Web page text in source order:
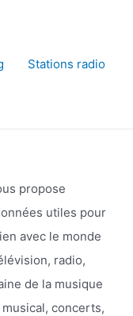
Stations radio
propose
utiles pour
avec le monde
radio,
de la musique
concerts,